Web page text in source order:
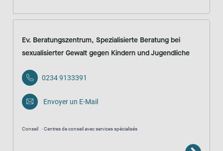
Ev. Beratungszentrum, Spezialisierte Beratung bei
sexualisierter Gewalt gegen Kindern und Jugendliche
0234 9133391
Envoyer un E-Mail
Conseil Centres de conseil avec services spécialisés